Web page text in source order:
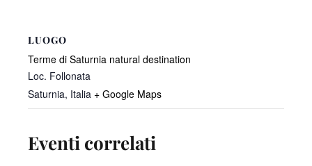
LUOGO
Terme di Saturnia natural destination
Loc. Follonata
Saturnia, Italia + Google Maps
Eventi correlati